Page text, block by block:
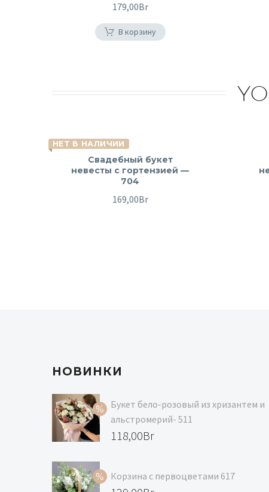
179,00Br
В корзину
НЕТ В НАЛИЧИИ
Свадебный букет
невесты с гортензией —
704
169,00Br
НОВИНКИ
Букет бело-розовый из хризантем и
альстромерий- 511
Первоначальная
составляла
118,00Br
цена:
Корзина с первоцветами 617